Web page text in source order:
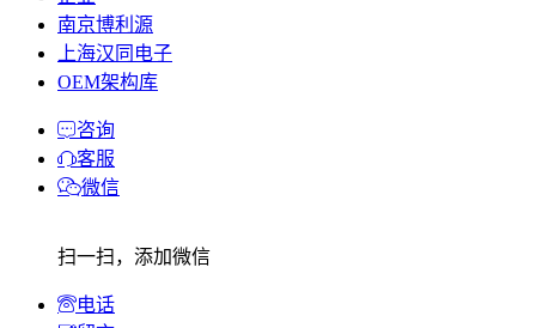
南京博利源
上海汉同电子
OEM架构库
咨询
客服
微信
扫一扫，添加微信
电话